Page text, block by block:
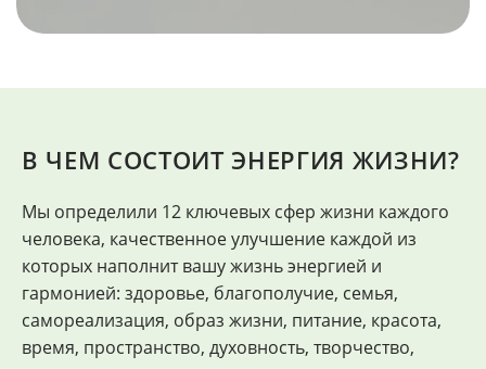
В ЧЕМ СОСТОИТ ЭНЕРГИЯ ЖИЗНИ?
Мы определили 12 ключевых сфер жизни каждого
человека, качественное улучшение каждой из
которых наполнит вашу жизнь энергией и
гармонией: здоровье, благополучие, семья,
самореализация, образ жизни, питание, красота,
время, пространство, духовность, творчество,